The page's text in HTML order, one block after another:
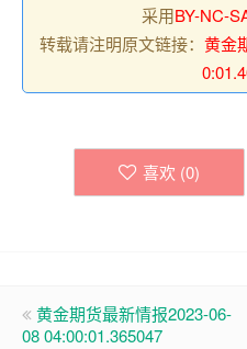
采用BY-NC-
转载请注明原文链接： 黄金
喜欢 (0)
黄金期货最新情报2023-06-
08 04:00:01.365047